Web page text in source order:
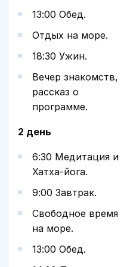
13:00 Обед.
Отдых на море.
18:30 Ужин.
Вечер знакомств,
рассказ о
программе.
2 день
6:30 Медитация и
Хатха-йога.
9:00 Завтрак.
Свободное время
на море.
13:00 Обед.